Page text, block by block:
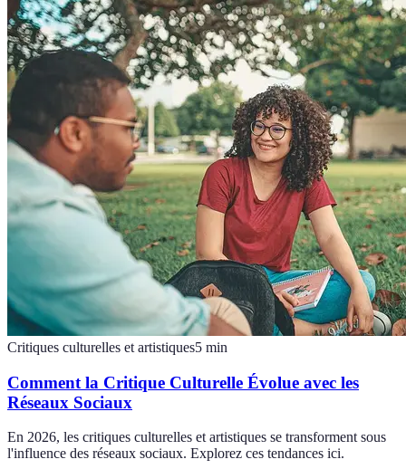
Critiques culturelles et artistiques5 min
Comment la Critique Culturelle Évolue avec les
Réseaux Sociaux
En 2026, les critiques culturelles et artistiques se transforment sous
l'influence des réseaux sociaux. Explorez ces tendances ici.